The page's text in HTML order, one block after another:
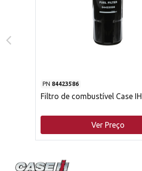
PN 84423586
Filtro de combustível Case IH
Ver Preço